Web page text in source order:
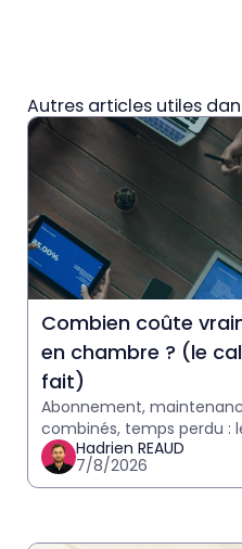
Autres articles utiles
Combien coûte
en chambre ? (le
fait)
Abonnement,
combinés, temps perdu :
téléphonie en hôtel est
Calculez le vôtre en 2
Hadrien REAUD
7/8/2026